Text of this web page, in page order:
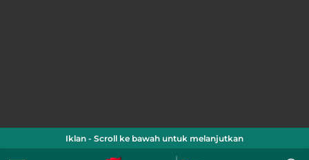
Iklan - Scroll ke bawah untuk melanjutkan